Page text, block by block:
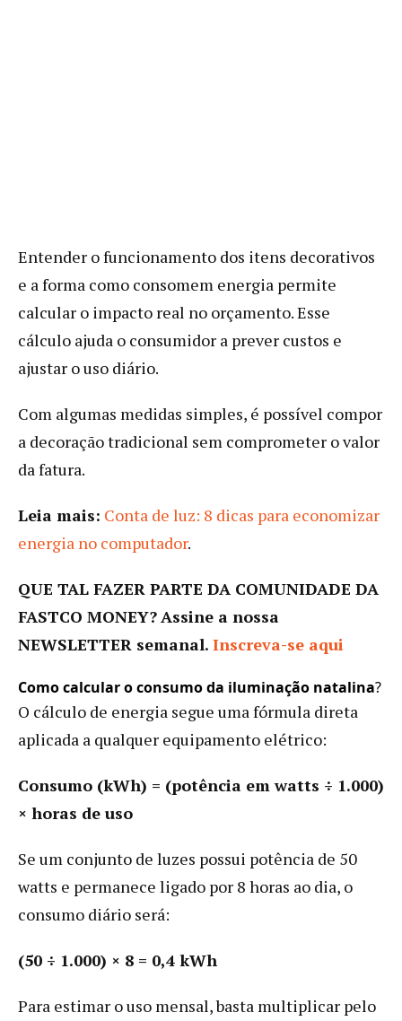
Entender o funcionamento dos itens decorativos
e a forma como consomem energia permite
calcular o impacto real no orçamento. Esse
cálculo ajuda o consumidor a prever custos e
ajustar o uso diário.
Com algumas medidas simples, é possível compor
a decoração tradicional sem comprometer o valor
da fatura.
Leia mais: Conta de luz: 8 dicas para economizar
energia no computador.
QUE TAL FAZER PARTE DA COMUNIDADE DA
FASTCO MONEY?Assine a nossa
NEWSLETTER semanal. Inscreva-se aqui
Como calcular o consumo da iluminação natalina?
O cálculo de energia segue uma fórmula direta
aplicada a qualquer equipamento elétrico:
Consumo (kWh) = (potência em watts ÷ 1.000)
× horas de uso
Se um conjunto de luzes possui potência de 50
watts e permanece ligado por 8 horas ao dia, o
consumo diário será:
(50 ÷ 1.000) × 8 = 0,4 kWh
Para estimar o uso mensal, basta multiplicar pelo